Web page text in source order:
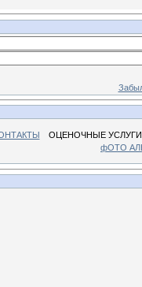
ОЦЕНОЧНЫЕ УСЛУГИ
фОТО